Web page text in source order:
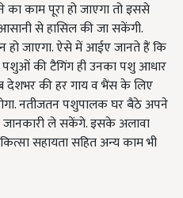
काम पूरा हो जाएगा तो इससे
से हासिल की जा सकेंगी.
जाएगा. ऐसे में आईए जानते हैं कि
की टैगिंग ही उनका पशु आधार
देशभर की हर गाय व भैंस के लिए
नतीजतन पशुपालक घर बैठे अपने
ले सकेंगे. इसके अलावा
सहायता सहित अन्य काम भी